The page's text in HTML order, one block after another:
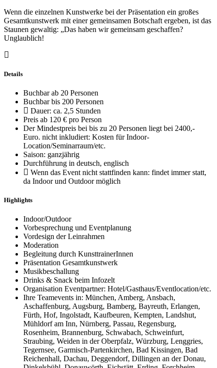
Wenn die einzelnen Kunstwerke bei der Präsentation ein großes
Gesamtkunstwerk mit einer gemeinsamen Botschaft ergeben, ist das
Staunen gewaltig: „Das haben wir gemeinsam geschaffen?
Unglaublich!
Details
Buchbar ab 20 Personen
Buchbar bis 200 Personen
Dauer: ca. 2,5 Stunden
Preis ab 120 € pro Person
Der Mindestpreis bei bis zu 20 Personen liegt bei 2400,-
Euro. nicht inkludiert: Kosten für Indoor-
Location/Seminarraum/etc.
Saison: ganzjährig
Durchführung in deutsch, englisch
Wenn das Event nicht stattfinden kann: findet immer statt,
da Indoor und Outdoor möglich
Highlights
Indoor/Outdoor
Vorbesprechung und Eventplanung
Vordesign der Leinrahmen
Moderation
Begleitung durch KunsttrainerInnen
Präsentation Gesamtkunstwerk
Musikbeschallung
Drinks & Snack beim Infozelt
Organisation Eventpartner: Hotel/Gasthaus/Eventlocation/etc.
Ihre Teamevents in: München, Amberg, Ansbach,
Aschaffenburg, Augsburg, Bamberg, Bayreuth, Erlangen,
Fürth, Hof, Ingolstadt, Kaufbeuren, Kempten, Landshut,
Mühldorf am Inn, Nürnberg, Passau, Regensburg,
Rosenheim, Brannenburg, Schwabach, Schweinfurt,
Straubing, Weiden in der Oberpfalz, Würzburg, Lenggries,
Tegernsee, Garmisch-Partenkirchen, Bad Kissingen, Bad
Reichenhall, Dachau, Deggendorf, Dillingen an der Donau,